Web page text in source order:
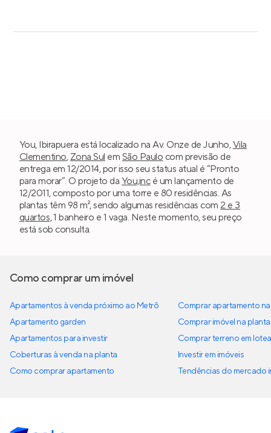
You, Ibirapuera está localizado na Av. Onze de Junho,Vila
Clementino, Zona Sul em São Paulo com previsão de
entrega em 12/2014, por isso seu status atual é “Pronto
para morar”. O projeto da You,incé um lançamento de
12/2011, composto por uma torre e 80 residências. As
plantas têm 98 m², sendo algumas residências com 2 e 3
quartos, 1 banheiro e 1 vaga. Neste momento, seu preço
está sob consulta.
Como comprar um imóvel
Apartamentos à venda próximo ao Metrô
Apartamento garden
Apartamentos para investir
Coberturas à venda na planta
Como comprar apartamento
Comprar apartamento
Comprar imóvel na planta
Comprar terreno em
Investir em imóveis
Tendências do mercado